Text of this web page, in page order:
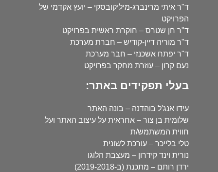
ד"ר איתי מרינברג-מיליקובסקי – יועץ אקדמי של
הפרויקט
ד"ר חן שטרס – חוקרת ראשית בפרויקט
ד"ר מוריה דיין-קודיש – חברת מערכת
ד"ר יפתח אשכנזי – חבר מערכת
נעם קרון – עוזרת מחקר בפרויקט
בעלי תפקידים באתר:
עידו אנג'ל בוהדנה – בונה האתר
שלומית בן צור – אחראית על עיצוב האתר ועל
חווית המשתמש/ת
טלי בלייכר – עורכת לשונית
נורית וינד קידרון – מעצבת הלוגו
ירדן רותם – מתכנת (ב-2019-2018)